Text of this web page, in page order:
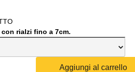
rialzi fino a 7cm.
Aggiungi al carrello